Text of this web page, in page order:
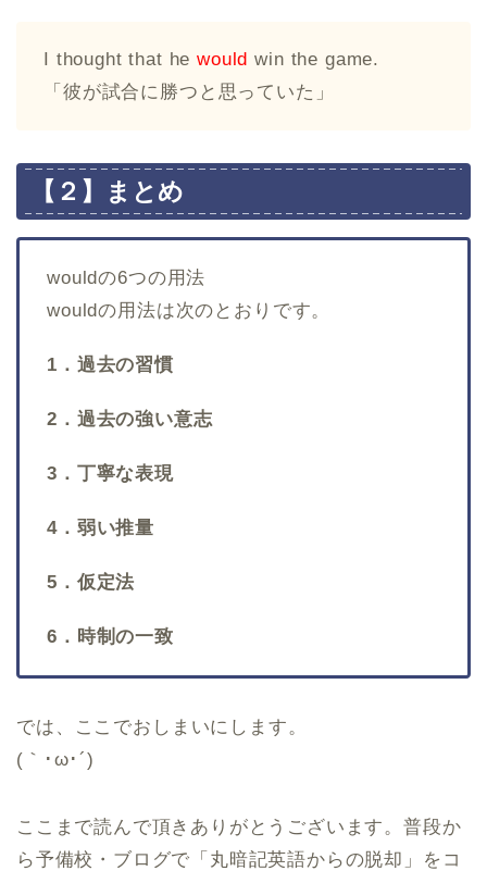
I thought that hewould win the game.
「彼が試合に勝つと思っていた」
【２】まとめ
wouldの6つの用法
wouldの用法は次のとおりです。
1．過去の習慣
2．過去の強い意志
3．丁寧な表現
4．弱い推量
5．仮定法
6．時制の一致
では、ここでおしまいにします。
(｀･ω･´)ゞ
ここまで読んで頂きありがとうございます。普段か
ら予備校・ブログで「丸暗記英語からの脱却」をコ